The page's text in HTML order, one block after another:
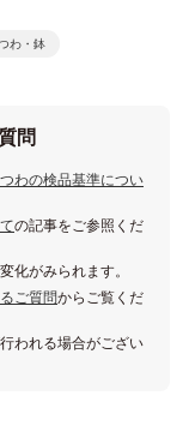
わ・鉢
問
わの検品基準につい
の記事をご参照くだ
化がみられます。
ご質問からご覧くだ
われる場合がござい